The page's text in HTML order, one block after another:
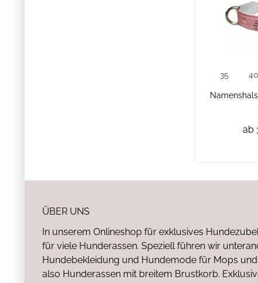
35 40
ab
ÜBER UNS
In unserem Onlineshop für exklusives
für viele Hunderassen. Speziell führen wir
Hundebekleidung und Hundemode für Mops
also Hunderassen mit breitem Brustkorb.